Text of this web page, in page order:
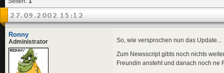
27.09.2002 15:12
Ronny
Administrator So, wie versprochen nun das Update...
Zum Newsscript gibts noch nichts
Freundin ansteht und danach noch